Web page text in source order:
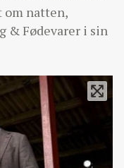
om natten,
& Fødevarer i sin